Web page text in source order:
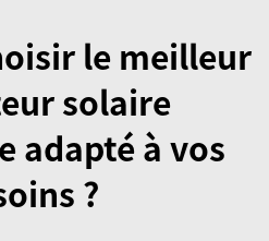
le meilleur
solaire
adapté à vos
?